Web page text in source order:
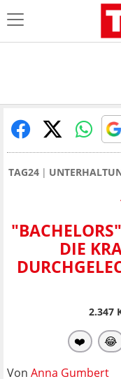
TAG24
DIE
2.347
❤️ 😂
Von Anna Gumbert